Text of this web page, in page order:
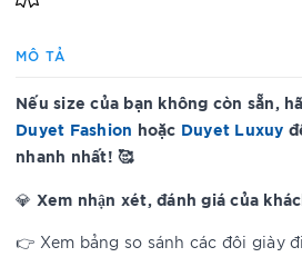
MÔ TẢ
Nếu size của bạn không còn sẵn,
Duyet Fashion hoặc Duyet Luxuy
nhanh nhất! 🥰
💎 Xem nhận xét, đánh giá của
👉 Xem bảng so sánh các đôi giày